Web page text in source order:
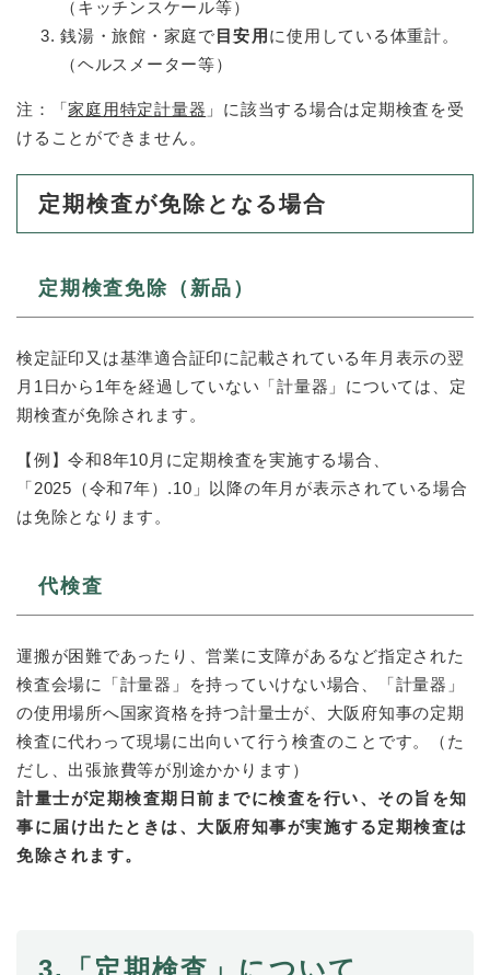
（キッチンスケール等）
銭湯・旅館・家庭で 目安用 に使用している体重計。
（ヘルスメーター等）
注：「家庭用特定計量器 」に該当する場合は定期検査を受
けることができません。
定期検査が免除となる場合
定期検査免除（新品）
検定証印又は基準適合証印に記載されている年月表示の翌
月1日から1年を経過していない「計量器」については、定
期検査が免除されます。
【例】令和8年10月に定期検査を実施する場合、
「2025（令和7年）.10」以降の年月が表示されている場合
は免除となります。
代検査
運搬が困難であったり、営業に支障があるなど指定された
検査会場に「計量器」を持っていけない場合、「計量器」
の使用場所へ国家資格を持つ計量士が、大阪府知事の定期
検査に代わって現場に出向いて行う検査のことです。（た
だし、出張旅費等が別途かかります）
計量士が定期検査期日前までに検査を行い、その旨を知
事に届け出たときは、大阪府知事が実施する定期検査は
免除されます。
3. 「定期検査」について